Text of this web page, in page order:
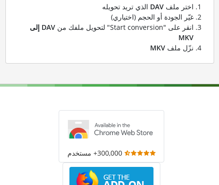
اختر ملف DAVالذي تريد تحويله
غيّر الجودة أو الحجم (اختياري)
انقر على "Start conversion" لتحويل ملفك من
DAV إلى
MKV
نزّل ملف MKV
300,000+ مستخدم